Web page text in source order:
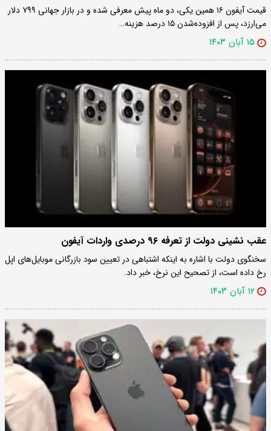
قیمت آیفون ۱۶ همین یکی، دو ماه پیش معرفی شده و در بازار جهانی ۷۹۹ دلار
می‌ارزد، پس از افزود‌ه‌شدن ۱۵ درصد هزینه…
۱۵ آبان ۱۴۰۳
عقب نشینی دولت از تعرفه ۹۶ درصدی واردات آیفون
سخنگوی دولت با اشاره به اینکه اشتباهی در تعیین سود بازرگانی موبایل‌های اپل
رخ داده است، از تصحیح این نرخ، خبر داد.
۱۲ آبان ۱۴۰۳